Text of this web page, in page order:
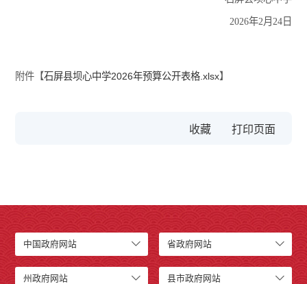
2026年2月24日
附件【石屏县坝心中学2026年预算公开表格.xlsx】
收藏
中国政府网站 省政府网站
州政府网站 县市政府网站